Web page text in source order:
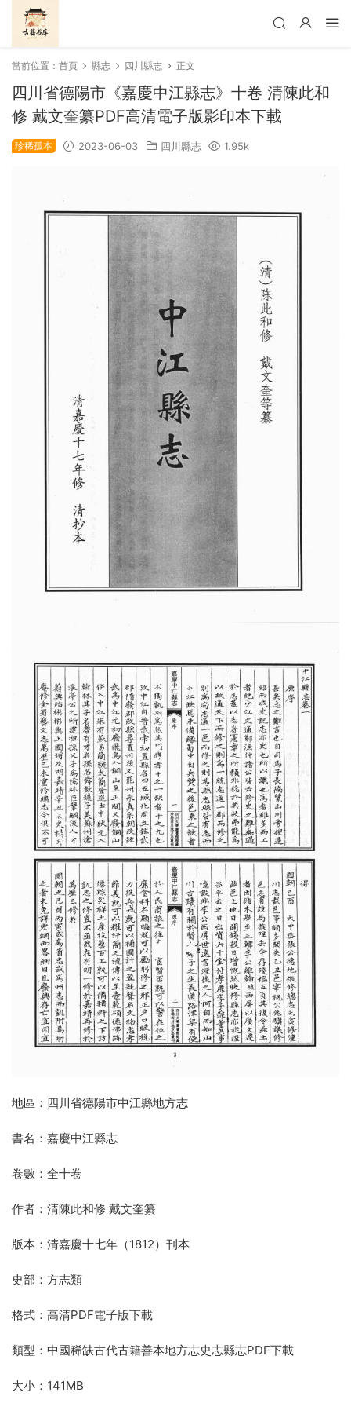
當前位置： 首頁 縣志 四川縣志 正文
四川省德陽市《嘉慶中江縣志》十卷 清陳此和
修 戴文奎纂PDF高清電子版影印本下載
珍稀孤本 2023-06-03 四川縣志 1.95k
地區：四川省德陽市中江縣地方志
書名：嘉慶中江縣志
卷數：全十卷
作者：清陳此和修 戴文奎纂
版本：清嘉慶十七年（1812）刊本
史部：方志類
格式：高清PDF電子版下載
類型：中國稀缺古代古籍善本地方志史志縣志PDF下載
大小：141MB